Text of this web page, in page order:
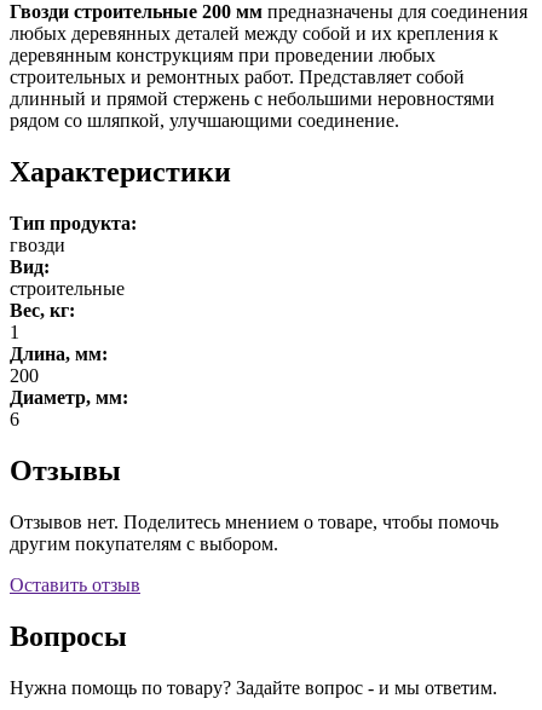
Гвозди строительные 200 мм предназначены для соединения
любых деревянных деталей между собой и их крепления к
деревянным конструкциям при проведении любых
строительных и ремонтных работ. Представляет собой
длинный и прямой стержень с небольшими неровностями
рядом со шляпкой, улучшающими соединение.
Характеристики
Тип продукта:
гвозди
Вид:
строительные
Вес, кг:
1
Длина, мм:
200
Диаметр, мм:
6
Отзывы
Отзывов нет. Поделитесь мнением о товаре, чтобы помочь
другим покупателям с выбором.
Оставить отзыв
Вопросы
Нужна помощь по товару? Задайте вопрос - и мы ответим.